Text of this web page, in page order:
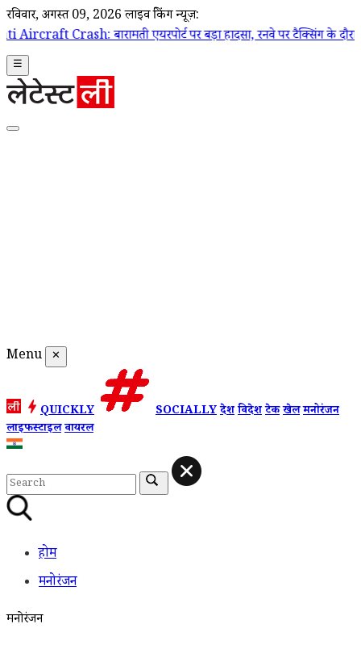
रविवार, अगस्त 09, 2026 लाइव ब्रेकिंग न्यूज़:
एयरपोर्ट पर बड़ा हादसा, रनवे पर टैक्सिंग के दौरान ट्रेनी
☰
Menu ✕
QUICKLY SOCIALLYदेशविदेशटेकखेलमनोरंजन
लाइफस्टाइलवायरल
होम
मनोरंजन
मनोरंजन